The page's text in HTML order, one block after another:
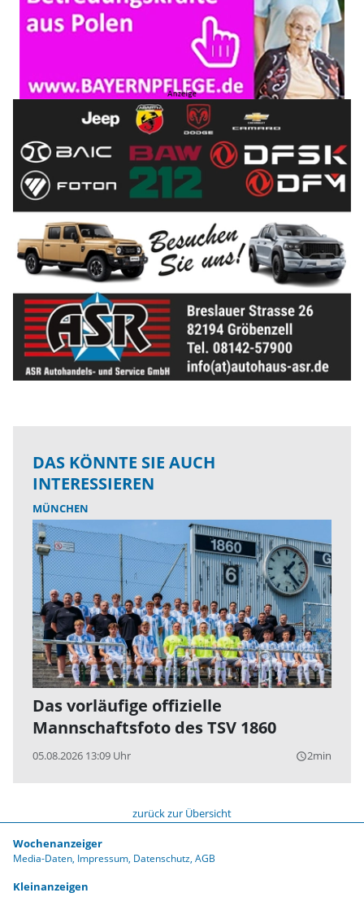
DAS KÖNNTE SIE AUCH
INTERESSIEREN
MÜNCHEN
Das vorläufige offizielle
Mannschaftsfoto des TSV 1860
05.08.2026 13:09 Uhr query_builder2min
zurück zur Übersicht
Wochenanzeiger
Media-Daten Impressum Datenschutz AGB
Kleinanzeigen